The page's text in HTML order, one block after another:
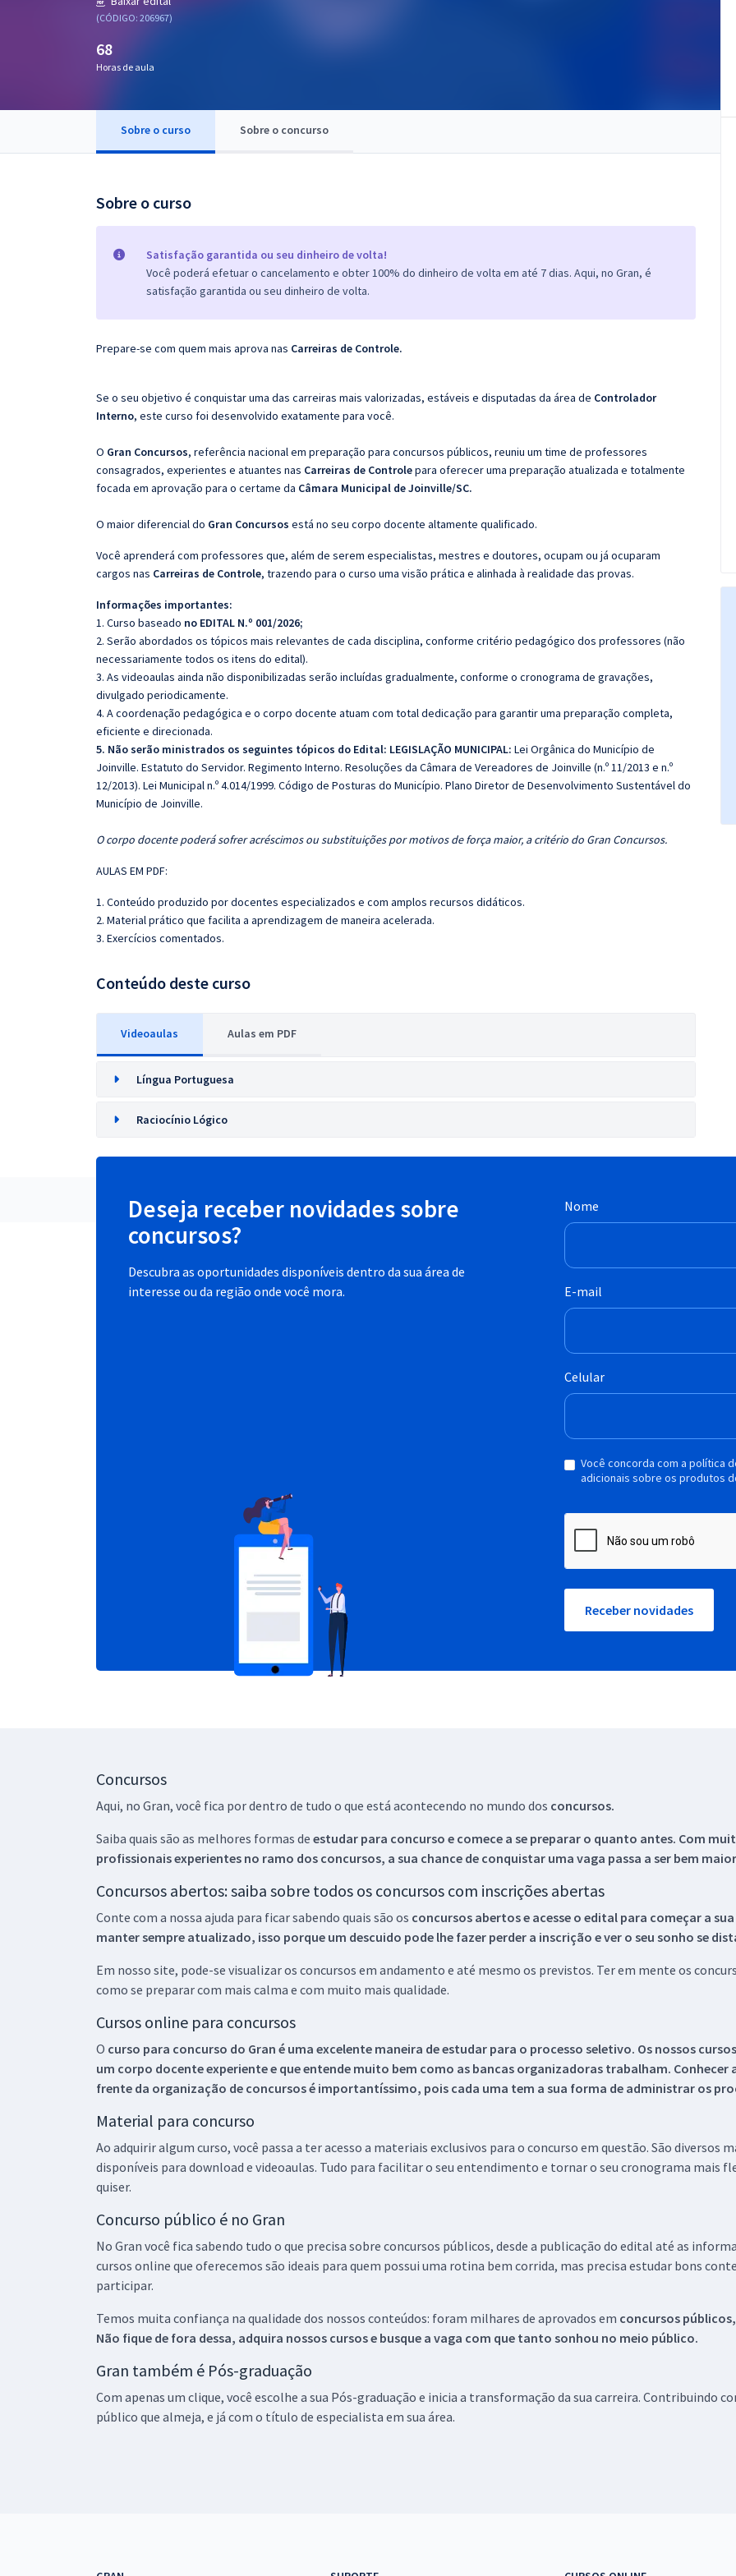
Conteúdo gratuito
(CÓDIGO: 206967)
68
Horas de aula
Sobre o curso Sobre o concurso
Sobre o curso
Satisfação garantida ou seu dinheiro de volta!
Você poderá efetuar o cancelamento e obter 100% do dinheiro de volta em até 7 dias. Aqui, no Gran, é
satisfação garantida ou seu dinheiro de volta.
Prepare-se com quem mais aprova nas Carreiras de Controle.
Se o seu objetivo é conquistar uma das carreiras mais valorizadas, estáveis e disputadas da área de Controlador
Interno, este curso foi desenvolvido exatamente para você.
O Gran Concursos, referência nacional em preparação para concursos públicos, reuniu um time de professores
consagrados, experientes e atuantes nas Carreiras de Controlepara oferecer uma preparação atualizada e totalmente
focada em aprovação para o certame da Câmara Municipal de Joinville/SC.
O maior diferencial do Gran Concursos está no seu corpo docente altamente qualificado.
Você aprenderá com professores que, além de serem especialistas, mestres e doutores, ocupam ou já ocuparam
cargos nas Carreiras de Controle, trazendo para o curso uma visão prática e alinhada à realidade das provas.
Informações importantes:
1. Curso baseado no EDITAL N.º 001/2026;
2. Serão abordados os tópicos mais relevantes de cada disciplina, conforme critério pedagógico dos professores (não
necessariamente todos os itens do edital).
3. As videoaulas ainda não disponibilizadas serão incluídas gradualmente, conforme o cronograma de gravações,
divulgado periodicamente.
4. A coordenação pedagógica e o corpo docente atuam com total dedicação para garantir uma preparação completa,
eficiente e direcionada.
5. Nãoserão ministrados os seguintes tópicos do Edital: LEGISLAÇÃO MUNICIPAL: Lei Orgânica do Município de
Joinville. Estatuto do Servidor. Regimento Interno. Resoluções da Câmara de Vereadores de Joinville (n.º 11/2013 e n.º
12/2013). Lei Municipal n.º 4.014/1999. Código de Posturas do Município. Plano Diretor de Desenvolvimento Sustentável do
Município de Joinville.
O corpo docente poderá sofrer acréscimos ou substituições por motivos de força maior, a critério do Gran Concursos.
AULAS EM PDF:
1. Conteúdo produzido por docentes especializados e com amplos recursos didáticos.
2. Material prático que facilita a aprendizagem de maneira acelerada.
3. Exercícios comentados.
Conteúdo deste curso
Videoaulas Aulas em PDF
Língua Portuguesa
Raciocínio Lógico
Deseja receber novidades sobre
concursos?
Descubra as oportunidades disponíveis dentro da sua área de
interesse ou da região onde você mora.
Nome
E-mail
Celular
Você concorda com a política
adicionais sobre os produtos
Receber novidades
Concursos
Aqui, no Gran, você fica por dentro de tudo o que está acontecendo no mundo dos concursos.
Saiba quais são as melhores formas de estudar para concurso e comece a se preparar o quanto antes. Com
profissionais experientes no ramo dos concursos, a sua chance de conquistar uma vaga passa a ser bem
Concursos abertos: saiba sobre todos os concursos com inscrições abertas
Conte com a nossa ajuda para ficar sabendo quais são os concursos abertos e acesse o edital para começar a
manter sempre atualizado, isso porque um descuido pode lhe fazer perder a inscrição e ver o seu sonho se
Em nosso site, pode-se visualizar os concursos em andamento e até mesmo os previstos. Ter em mente os
como se preparar com mais calma e com muito mais qualidade.
Cursos online para concursos
O curso para concurso do Gran é uma excelente maneira de estudar para o processo seletivo. Os nossos
um corpo docente experiente e que entende muito bem como as bancas organizadoras trabalham.
frente da organização de concursos é importantíssimo, pois cada uma tem a sua forma de administrar os
Material para concurso
Ao adquirir algum curso, você passa a ter acesso a materiais exclusivos para o concurso em questão. São
disponíveis para download e videoaulas. Tudo para facilitar o seu entendimento e tornar o seu cronograma mais
quiser.
Concurso público é no Gran
No Gran você fica sabendo tudo o que precisa sobre concursos públicos, desde a publicação do edital até as
cursos online que oferecemos são ideais para quem possui uma rotina bem corrida, mas precisa estudar bons
participar.
Temos muita confiança na qualidade dos nossos conteúdos: foram milhares de aprovados em concursos
Não fique de fora dessa, adquira nossos cursos e busque a vaga com que tanto sonhou no meio público.
Gran também é Pós-graduação
Com apenas um clique, você escolhe a sua Pós-graduação e inicia a transformação da sua carreira. Contribuindo
público que almeja, e já com o título de especialista em sua área.